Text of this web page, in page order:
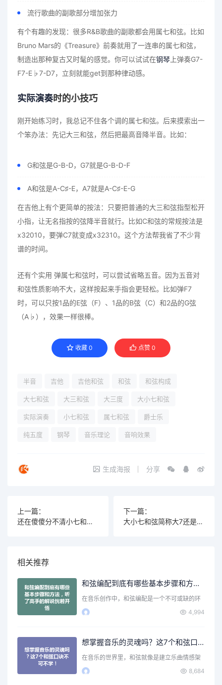
流行歌曲的副歌部分增加张力
有个有趣的发现：很多R&B歌曲的副歌都会用属七和弦。比如
Bruno Mars的《Treasure》前奏就用了一连串的属七和弦，
制造出那种复古又时髦的感觉。你可以试试在钢琴 上弹奏G7-
F7-E♭7-D7，立刻就能get到那种律动感。
实际演奏时的小技巧
刚开始练习时，我总记不住各个调的属七和弦。后来摸索出一
个笨办法：先记大三和弦，然后把最高音降半音。比如：
G和弦是G-B-D，G7就是G-B-D-F
A和弦是A-C♯-E，A7就是A-C♯-E-G
在吉他上有个更简单的按法：只要把普通的大三和弦指型松开
小指，让无名指按的弦降半音就行。比如C和弦的常规按法是
x32010，要弹C7就变成x32310。这个方法帮我省了不少背
谱的时间。
还有个实用 弹属七和弦时，可以尝试省略五音。因为五音对
和弦性质影响不大，这样按起来手指会更轻松。比如弹F7
时，可以只按1品的E弦（F）、1品的B弦（C）和2品的G弦
（A♭），效果一样很棒。
收藏 0 点赞 0
半音 吉他 吉他和弦 和弦 和弦构成
大七和弦 大三和弦 大三度 大小七和弦
实际演奏 小七和弦 属七和弦 爵士乐
纯五度 钢琴 音乐理论 音响效果
生成海报 分享
上一篇：
还在傻傻分不清小七和弦和属七和弦？这篇干货帮你彻底搞懂！
下一篇：
大小七和弦简称大7还是小7？音乐人必懂的和弦知识
相关推荐
和弦编配到底有哪些基本步骤和方法，听了高手的解说恍若开悟
在音乐创作中，和弦编配是一个不可或缺的环
节。无论你是刚刚入门…
4,994
想掌握音乐的灵魂吗？这7个和弦口诀不可不学！
在音乐的世界里，和弦就像是建立乐曲情感架
构的基石。无论是弹吉…
8,684